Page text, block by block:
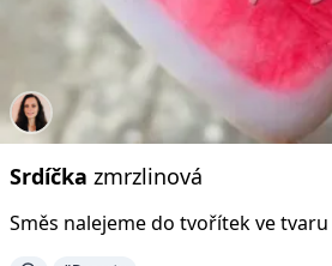
Srdíčka zmrzlinová
Směs nalejeme do tvořítek ve tvaru